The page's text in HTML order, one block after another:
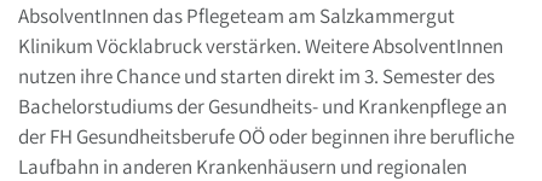
AbsolventInnen das Pflegeteam am Salzkammergut
Klinikum Vöcklabruck verstärken. Weitere AbsolventInnen
nutzen ihre Chance und starten direkt im 3. Semester des
Bachelorstudiums der Gesundheits- und Krankenpflege an
der FH Gesundheitsberufe OÖ oder beginnen ihre berufliche
Laufbahn in anderen Krankenhäusern und regionalen